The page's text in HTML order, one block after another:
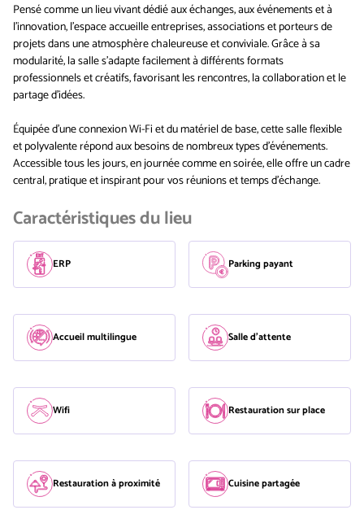
Pensé comme un lieu vivant dédié aux échanges, aux événements et à
l’innovation, l’espace accueille entreprises, associations et porteurs de
projets dans une atmosphère chaleureuse et conviviale. Grâce à sa
modularité, la salle s’adapte facilement à différents formats
professionnels et créatifs, favorisant les rencontres, la collaboration et le
partage d’idées.
Équipée d'une connexion Wi-Fi et du matériel de base, cette salle flexible
et polyvalente répond aux besoins de nombreux types d’événements.
Accessible tous les jours, en journée comme en soirée, elle offre un cadre
central, pratique et inspirant pour vos réunions et temps d’échange.
Caractéristiques du lieu
ERP Parking payant
Accueil multilingue Salle d'attente
Wifi Restauration sur place
Restauration à proximité Cuisine partagée